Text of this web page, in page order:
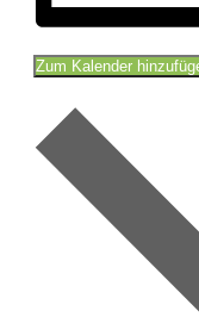
Zum Kalender